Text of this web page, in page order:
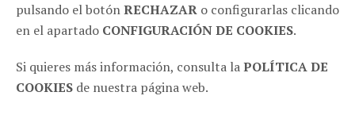
pulsando el botónRECHAZAR o configurarlas clicando
en el apartado CONFIGURACIÓN DE COOKIES.
Si quieres más información, consulta laPOLÍTICA DE
COOKIES de nuestra página web.
SÍGUENOS EN REDES